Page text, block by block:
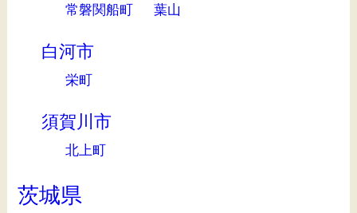
常磐関船町
葉山
白河市
栄町
須賀川市
北上町
茨城県